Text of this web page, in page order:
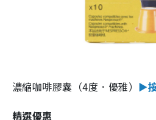
濃縮咖啡膠囊（4度．優雅） ►
精選優惠